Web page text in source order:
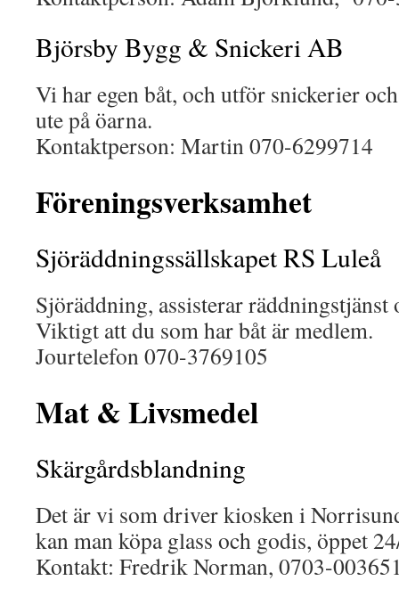
Björsby Bygg & Snickeri AB
Vi har egen båt, och utför snickerier
ute på öarna.
Kontaktperson: Martin 070-6299714
Föreningsverksamhet
Sjöräddningssällskapet RS Luleå
Sjöräddning, assisterar
Viktigt att du som har båt är medlem.
Jourtelefon 070-3769105
Mat & Livsmedel
Skärgårdsblandning
Det är vi som driver kiosken i
kan man köpa glass och godis, öppet
Kontakt: Fredrik Norman, 0703-